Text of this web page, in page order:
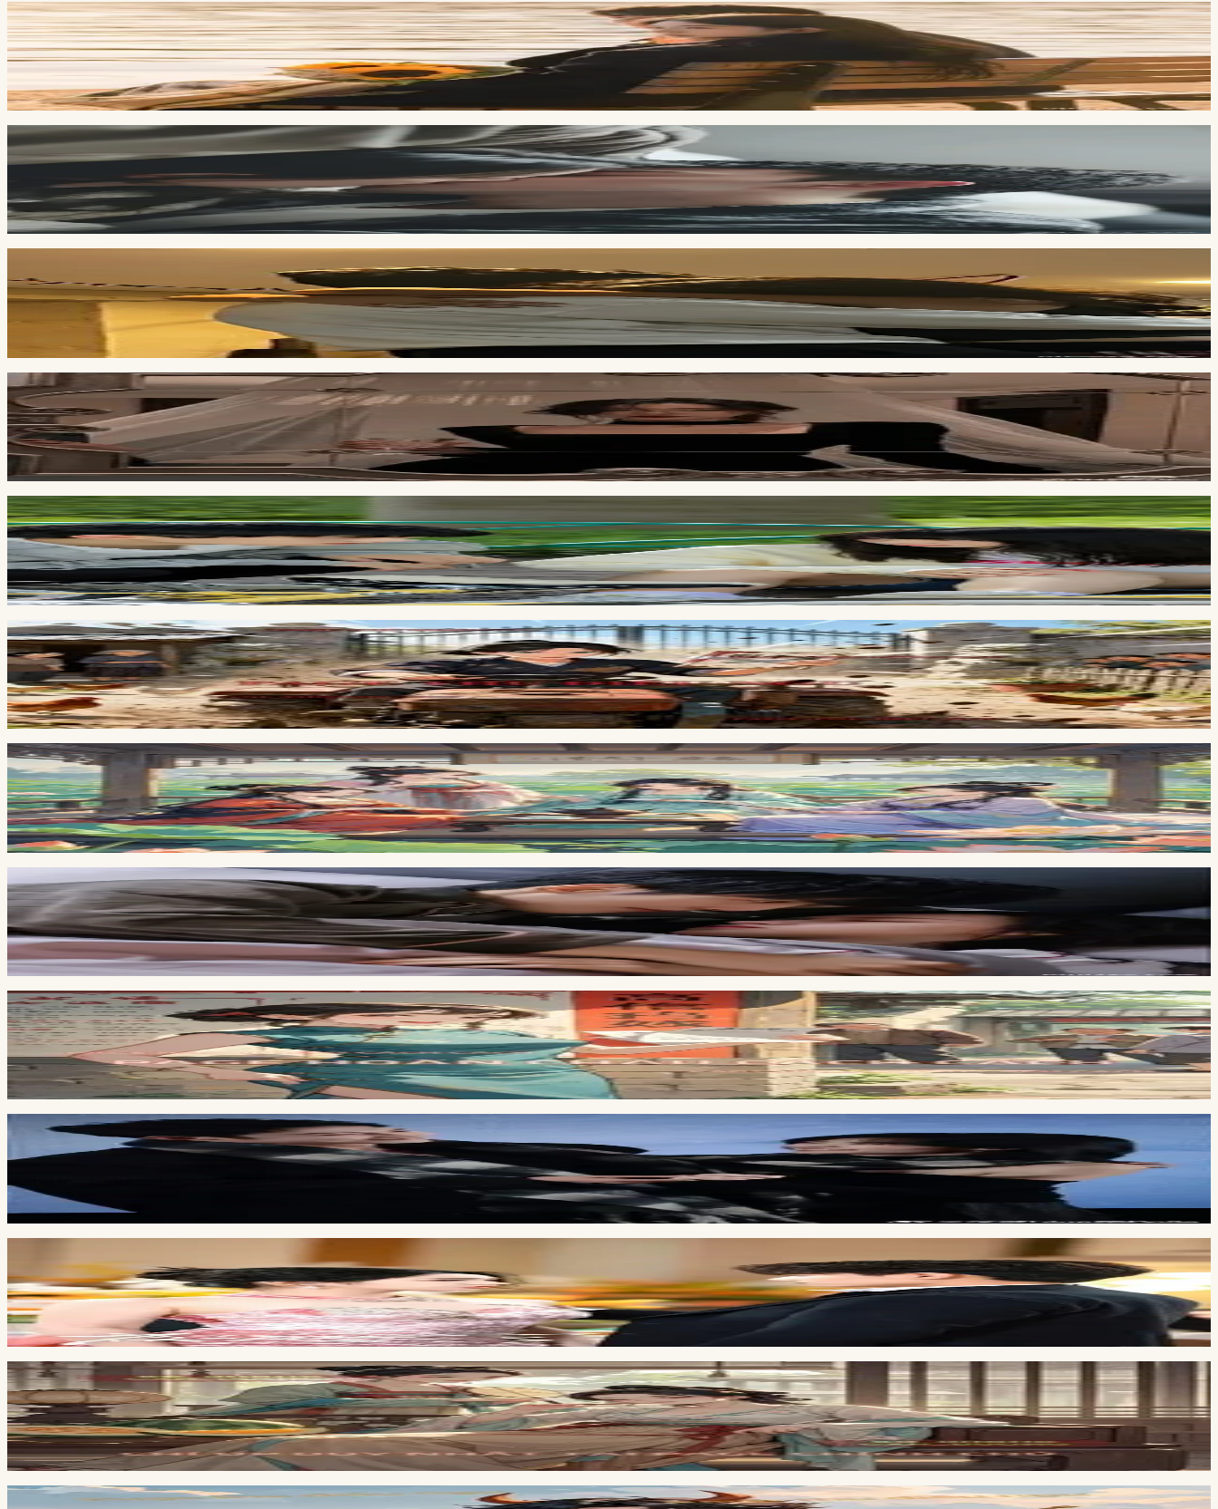
Full
4ch
Hương Vị Tình Thân
Đang cập nhật
Full
5ch
Trở Về Bên Anh
Đang cập nhật
4ch
Tôi Để Ý Đến Chú Nhỏ Của Trúc Mã
Đang cập nhật
Full
4ch
Bóng Hồng Tim Đen
Đang cập nhật
Full
5ch
Giang Lạc Bội Trạch
Đang cập nhật
Full
9ch
Nữ Bá Vương Nhà Quê
Đang cập nhật
Full
8ch
Xuyên Không Gặp Toàn Chị Đại
Đang cập nhật
4ch
Sắp Ly Hôn Tôi Bỗng Nghe Được Tiếng Lòng Của Chồng
Đang cập nhật
Full
10ch
Cô Vợ Của Giám Dốc Trại Heo
HOÀN CHÂU CÁCH CÁCH
Full
5
Đang cập nhật
Thái Tử Gia Chỉ Mê Đồ Ăn Tôi Nấu
Đang cập nhật
Full
8ch
Thẩm Nhược Kinh
Đang cập nhật
Full